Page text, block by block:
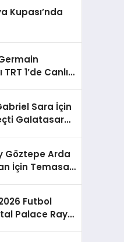
Kupası’nda
1’de Canlı
Sara İçin
Galatasaray
Göztepe Arda
İçin Temasa
Futbol
Palace Rayo